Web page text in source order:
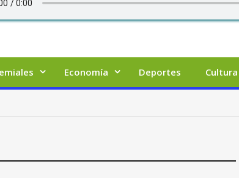
Economía Deportes Cultura